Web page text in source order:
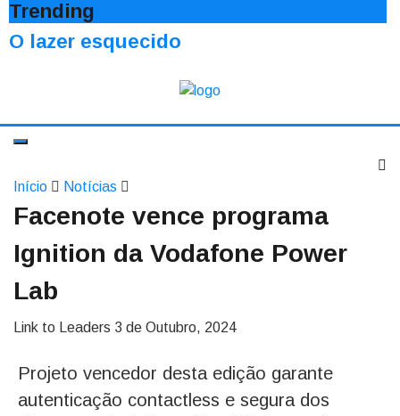
Trending
O lazer esquecido
Início Notícias
Facenote vence programa
Ignition da Vodafone Power
Lab
Link to Leaders 3 de Outubro, 2024
Projeto vencedor desta edição garante
autenticação contactless e segura dos